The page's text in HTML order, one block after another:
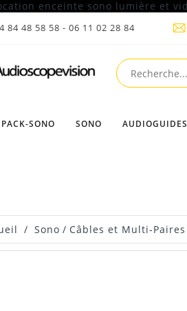
84 48 58 58 - 06 11 02 28 84
PACK-SONO SONO AUDIOGUIDES
/ Sono / Câbles et Multi-Paires